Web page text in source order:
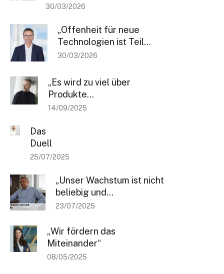
Artikel auf BANKINGCLUB.de und über aktuelle Events. Für die
diesem Verteiler jederzeit abmelden.
[sibwp_form id=1]
30/03/2026
„Offenheit für neue
Technologien ist Teil...
30/03/2026
„Es wird zu viel über
Produkte...
14/09/2025
Das
Duell
25/07/2025
„Unser Wachstum ist nicht
beliebig und...
23/07/2025
„Wir fördern das
Miteinander“
08/05/2025